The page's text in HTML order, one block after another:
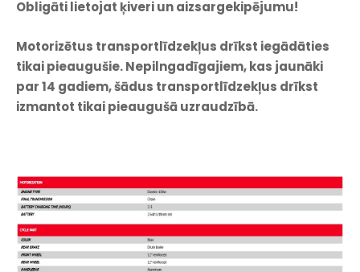
Obligāti lietojat ķiveri un aizsargekipējumu!
Motorizētus transportlīdzekļus drīkst iegādāties
tikai pieaugušie. Nepilngadīgajiem, kas jaunāki
par 14 gadiem, šādus transportlīdzekļus drīkst
izmantot tikai pieaugušā uzraudzībā.